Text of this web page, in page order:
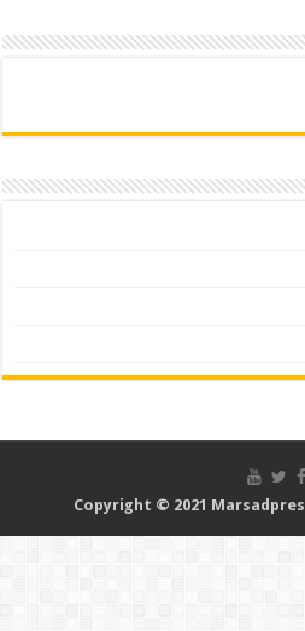
Copyright © 2021